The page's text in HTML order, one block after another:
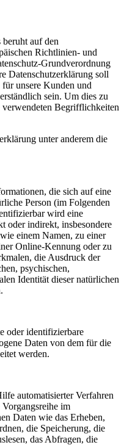
auf den
Richtlinien- und
Grundverordnung
Datenschutzerklärung soll
unsere Kunden und
sein. Um dies zu
Begrifflichkeiten
unter anderem die
die sich auf eine
Person (im Folgenden
wird eine
oder indirekt, insbesondere
einem Namen, zu einer
Online-Kennung oder zu
die Ausdruck der
psychischen,
Identität dieser natürlichen
oder identifizierbare
Daten von dem für die
werden.
automatisierter Verfahren
im
Daten wie das Erheben,
die Speicherung, die
das Abfragen, die